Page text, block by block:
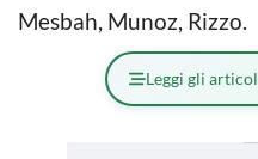
Mesbah, Munoz, Rizzo.
Leggi gli